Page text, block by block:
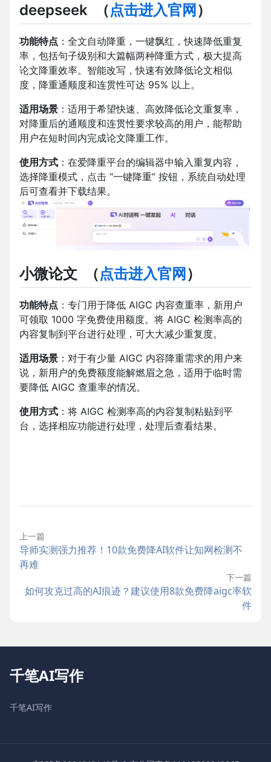
deepseek （点击进入官网）
功能特点 ：全文自动降重，一键飘红，快速降低重复
率，包括句子级别和大篇幅两种降重方式，极大提高
论文降重效率。智能改写，快速有效降低论文相似
度，降重通顺度和连贯性可达 95% 以上。
适用场景 ：适用于希望快速、高效降低论文重复率，
对降重后的通顺度和连贯性要求较高的用户，能帮助
用户在短时间内完成论文降重工作。
使用方式 ：在爱降重平台的编辑器中输入重复内容，
选择降重模式，点击 “一键降重” 按钮，系统自动处理
后可查看并下载结果。
小微论文 （点击进入官网）
功能特点 ：专门用于降低 AIGC 内容查重率，新用户
可领取 1000 字免费使用额度。将 AIGC 检测率高的
内容复制到平台进行处理，可大大减少重复度。
适用场景 ：对于有少量 AIGC 内容降重需求的用户来
说，新用户的免费额度能解燃眉之急，适用于临时需
要降低 AIGC 查重率的情况。
使用方式 ：将 AIGC 检测率高的内容复制粘贴到平
台，选择相应功能进行处理，处理后查看结果。
上一篇
导师实测强力推荐！10款免费降AI软件让知网检测不
再难
下一篇
如何攻克过高的AI痕迹？建议使用8款免费降aigc率软
件
千笔AI写作
千笔AI写作